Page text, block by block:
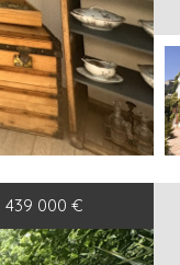
439 000 €